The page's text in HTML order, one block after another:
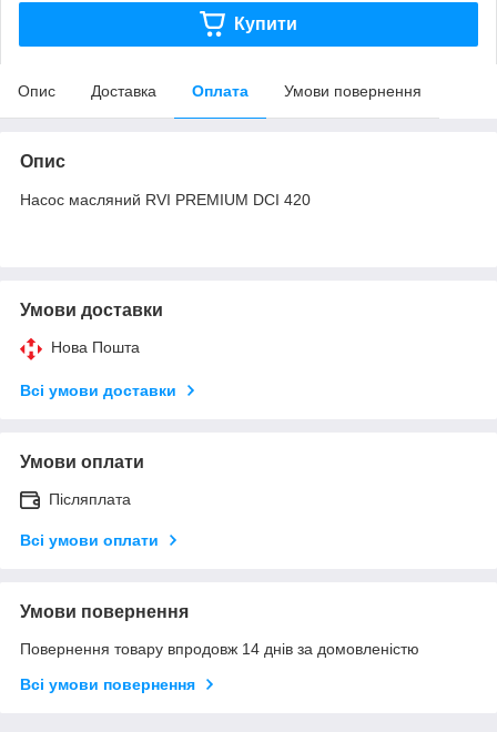
Купити
Опис Доставка Оплата Умови повернення
Опис
Насос масляний RVI PREMIUM DCI 420
Умови доставки
Нова Пошта
Всі умови доставки
Умови оплати
Післяплата
Всі умови оплати
Умови повернення
Повернення товару впродовж 14 днів за домовленістю
Всі умови повернення